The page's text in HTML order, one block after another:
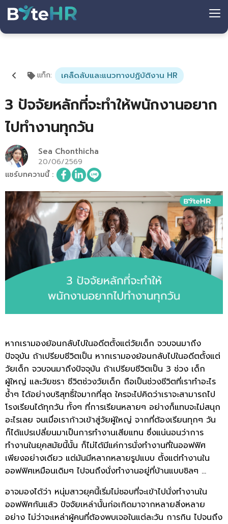
แท็ก: เคล็ดลับและแนวทางปฏิบัติงาน HR
3 ปัจจัยหลักที่จะทำให้พนักงานอยาก
ไปทำงานทุกวัน
Sea Chonthicha
20/06/2569
แชร์บทความนี้:
หากเรามองย้อนกลับไปในอดีตตั้งแต่วัยเด็ก จวบจนมาถึง
ปัจจุบัน ถ้าเปรียบชีวิตเป็น หากเรามองย้อนกลับไปในอดีตตั้งแต่
วัยเด็ก จวบจนมาถึงปัจจุบัน ถ้าเปรียบชีวิตเป็น 3 ช่วง เด็ก
ผู้ใหญ่ และวัยชรา ชีวิตช่วงวัยเด็ก ถือเป็นช่วงชีวิตที่เราทำอะไร
ซ้ำๆ ได้อย่างบริสุทธิ์ใจมากที่สุด ใครจะไปคิดว่าเราจะสามารถไป
โรงเรียนได้ทุกวัน ทั้งๆ ที่การเรียนหลายๆ อย่างก็แทบจะไม่สนุก
อะไรเลย จนเมื่อเราก้าวเข้าสู่วัยผู้ใหญ่ จากที่ต้องเรียนทุกๆ วัน
ก็ได้แปรเปลี่ยนมาเป็นการทำงานเสียแทน ซึ่งแน่นอนว่าการ
ทำงานในยุคสมัยนี้นั้น ก็ไม่ได้มีแค่การนั่งทำงานที่ในออฟฟิศ
เพียงอย่างเดียว แต่มันมีหลากหลายรูปแบบ ตั้งแต่ทำงานใน
ออฟฟิศเหมือนเดิมๆ ไปจนถึงนั่งทำงานอยู่ที่บ้านแบบชิลๆ …
อาจมองได้ว่า หนุ่มสาวยุคนี้เริ่มไม่ชอบที่จะเข้าไปนั่งทำงานใน
ออฟฟิศกันแล้ว ปัจจัยเหล่านั้นก่อเกิดมาจากหลายสิ่งหลาย
อย่าง ไม่ว่าจะเหล่าผู้คนที่ต้องพบเจอในแต่ละวัน การกิน ไปจนถึง